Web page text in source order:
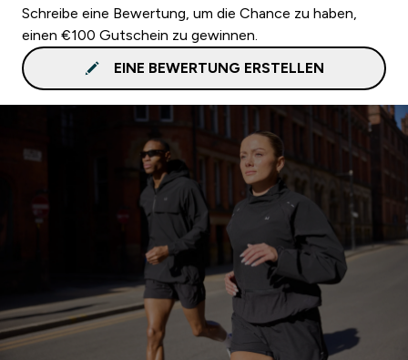
Schreibe eine Bewertung, um die Chance zu haben,
einen €100 Gutschein zu gewinnen.
EINE BEWERTUNG ERSTELLEN